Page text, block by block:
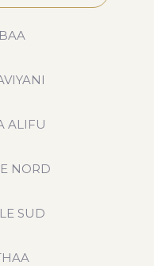
ALIFU
NORD
SUD